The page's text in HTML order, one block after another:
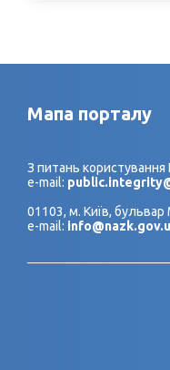
Мапа порталу
З питань
e-mail:
01103, м. Київ,
e-mail: